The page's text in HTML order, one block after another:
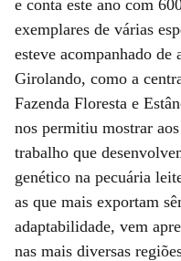
e conta este ano com
exemplares de várias
esteve acompanhado
Girolando, como a
Fazenda Floresta e
nos permitiu mostrar
trabalho que
genético na pecuária
as que mais exportam
adaptabilidade, vem
nas mais diversas